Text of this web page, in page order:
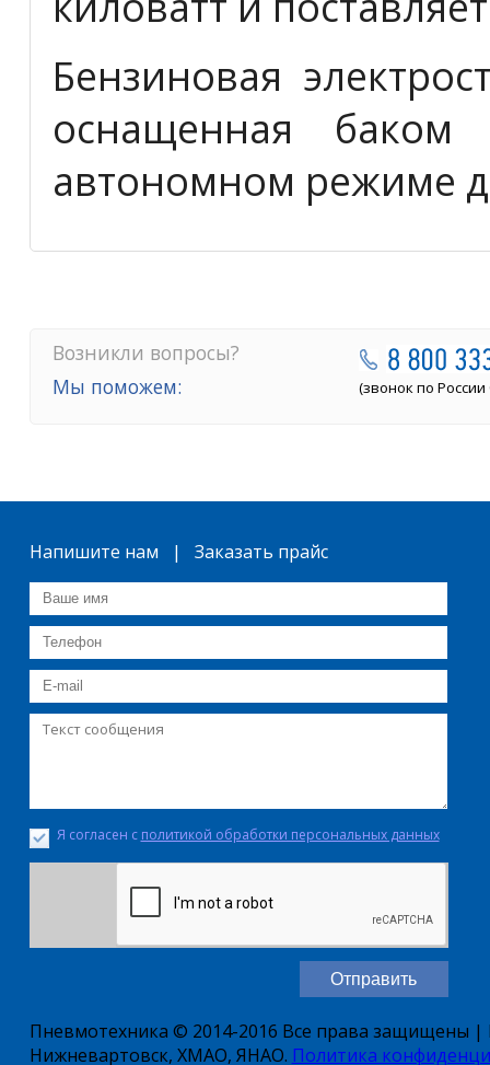
Бензиновая
оснащенная
автономном режиме
Возникли вопросы?
Мы поможем:
(звонок по
Напишите нам | Заказать прайс
Я согласен с политикой обработки персональных данных
Пневмотехника © 2014-2016 Все права защищены |
Нижневартовск, ХМАО, ЯНАО. Политика